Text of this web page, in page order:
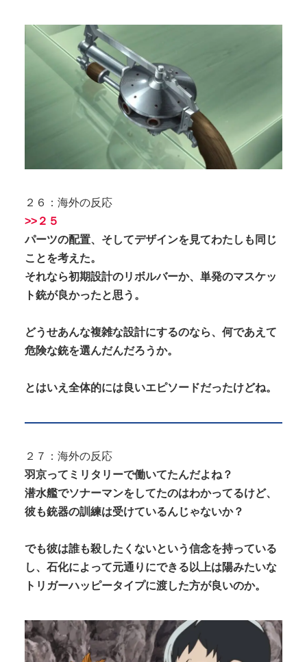
２６：海外の反応
>>２５
パーツの配置、そしてデザインを見てわたしも同じ
ことを考えた。
それなら初期設計のリボルバーか、単発のマスケッ
ト銃が良かったと思う。
どうせあんな複雑な設計にするのなら、何であえて
危険な銃を選んだんだろうか。
とはいえ全体的には良いエピソードだったけどね。
２７：海外の反応
羽京ってミリタリーで働いてたんだよね？
潜水艦でソナーマンをしてたのはわかってるけど、
彼も銃器の訓練は受けているんじゃないか？
でも彼は誰も殺したくないという信念を持っている
し、石化によって元通りにできる以上は陽みたいな
トリガーハッピータイプに渡した方が良いのか。